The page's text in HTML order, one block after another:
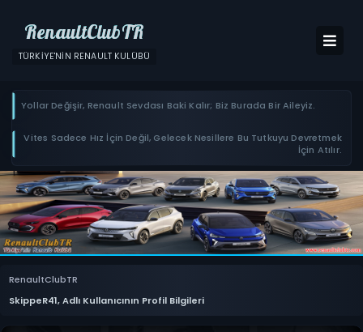
RenaultClubTR
TÜRKIYE'NIN RENAULT KULÜBÜ
Yollar Değişir, Renault Sevdası Baki Kalır; Biz Burada Bir Aileyiz.
Vites Sadece Hız İçin Değil, Gelecek Nesillere Bu Tutkuyu Devretmek
İçin Atılır.
RenaultClubTR
SkippeR41, Adlı Kullanıcının Profil Bilgileri